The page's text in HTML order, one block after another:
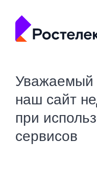
Уважаемый
наш сайт
при
сервисов